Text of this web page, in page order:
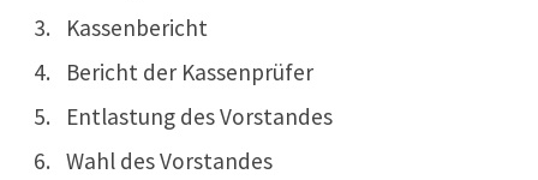
Kassenbericht
Bericht der Kassenprüfer
Entlastung des Vorstandes
Wahl des Vorstandes